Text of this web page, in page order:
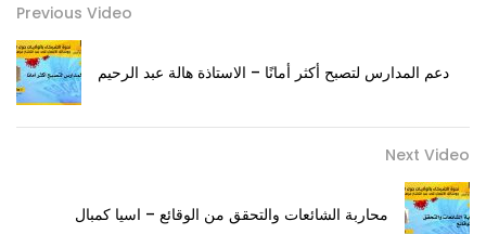
Previous Video
دعم المدارس لتصبح أكثر أمانًا – الاستاذة هالة عبد الرحيم
Next Video
محاربة الشائعات والتحقق من الوقائع – اسيا كمبال